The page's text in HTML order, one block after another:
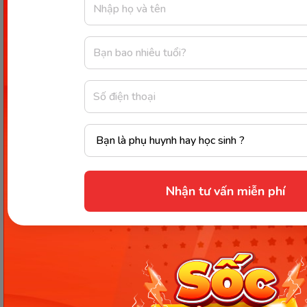
Nhận tư vấn miễn phí
phương pháp giúp kích thích não bộ của trẻ phát
triển tốt hơn, cũng như hình thành tính kỷ luật
trong học tập và đời sống hiệu quả hơn.
Đừng quên thực hành, luyện tập giải bài tập thường xuyên.
(Ảnh: Sưu tầm internet)